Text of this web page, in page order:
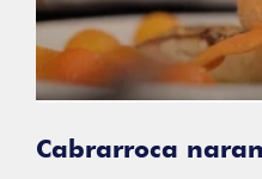
Cabrarroca naranja